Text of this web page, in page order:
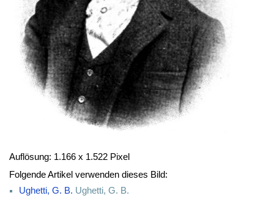
Auflösung: 1.166 x 1.522 Pixel
Folgende Artikel verwenden dieses Bild:
Ughetti, G. B. Ughetti, G. B.